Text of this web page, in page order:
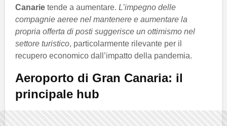
Canarie tende a aumentare. L’impegno delle
compagnie aeree nel mantenere e aumentare la
propria offerta di posti suggerisce un ottimismo nel
settore turistico, particolarmente rilevante per il
recupero economico dall’impatto della pandemia.
Aeroporto di Gran Canaria: il
principale hub